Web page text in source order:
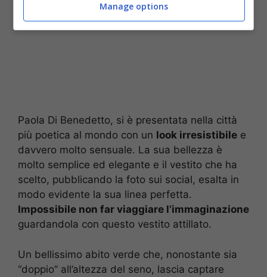
Paola Di Benedetto, si è presentata nella città
più poetica al mondo con un look irresistibile e
davvero molto sensuale. La sua bellezza è
molto semplice ed elegante e il vestito che ha
scelto, pubblicando la foto sui social, esalta in
modo evidente la sua linea perfetta.
Impossibile non far viaggiare l’immaginazione
guardandola con questo vestito attillato.
Un bellissimo abito verde che, nonostante sia
“doppio” all’altezza del seno, lascia captare
Manage options